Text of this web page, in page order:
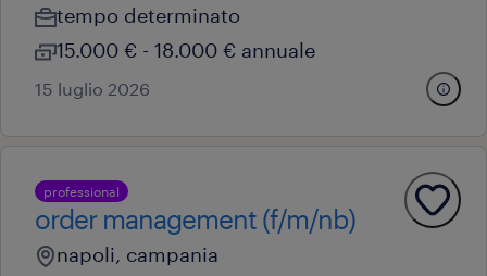
tempo determinato
15.000 € - 18.000 € annuale
15 luglio 2026
professional
order management (f/m/nb)
napoli, campania